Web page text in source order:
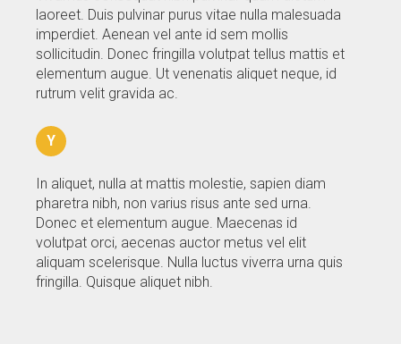
laoreet. Duis pulvinar purus vitae nulla malesuada
imperdiet. Aenean vel ante id sem mollis
sollicitudin. Donec fringilla volutpat tellus mattis et
elementum augue. Ut venenatis aliquet neque, id
rutrum velit gravida ac.
Y
In aliquet, nulla at mattis molestie, sapien diam
pharetra nibh, non varius risus ante sed urna.
Donec et elementum augue. Maecenas id
volutpat orci, aecenas auctor metus vel elit
aliquam scelerisque. Nulla luctus viverra urna quis
fringilla. Quisque aliquet nibh.